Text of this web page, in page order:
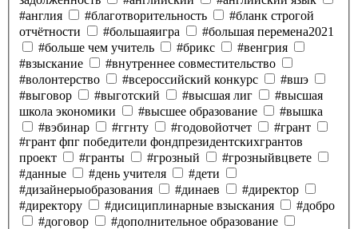
#англия
#благотворительность
#бланк строгой
отчётности
#большаяигра
#большая перемена2021
#больше чем учитель
#брикс
#венгрия
#взыскание
#внутреннее совместительство
#волонтерство
#всероссийский конкурс
#вшэ
#выговор
#выготский #высшая лиг
#высшая
школа экономики
#высшее образование
#вышка
#вэбинар
#ггнту #годовойотчет
#грант
#грант фпг победители фондпрезидентскихгрантов
проект
#гранты #грозный
#грозныйвцвете
#данные
#день учителя
#дети
#дизайнерыобразования
#динаев
#директор
#директору
#дисициплинарные взыскания
#добро
#договор
#дополнительное образование